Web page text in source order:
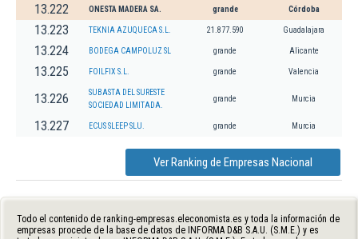
13.222 ONESTA MADERA SA. grande Córdoba
13.223 TEKNIA AZUQUECA S.L. 21.877.590 Guadalajara
13.224 BODEGA CAMPOLUZ SL grande Alicante
13.225 FOILFIX S.L. grande Valencia
13.226
SUBASTA DEL SURESTE
SOCIEDAD LIMITADA.
grande Murcia
13.227 ECUS SLEEP SLU. grande Murcia
Ver Ranking de Empresas Nacional
Todo el contenido de ranking-empresas.eleconomista.es y toda la información de
empresas procede de la base de datos de INFORMA D&B S.A.U. (S.M.E.) y es